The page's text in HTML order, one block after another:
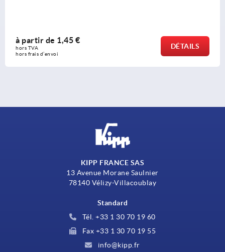
à partir de 1,45 €
hors TVA
hors frais d’envoi
DÉTAILS
KIPP FRANCE SAS
13 Avenue Morane Saulnier
78140 Vélizy-Villacoublay
Standard
Tél. +33 1 30 70 19 60
Fax +33 1 30 70 19 55
info@kipp.fr